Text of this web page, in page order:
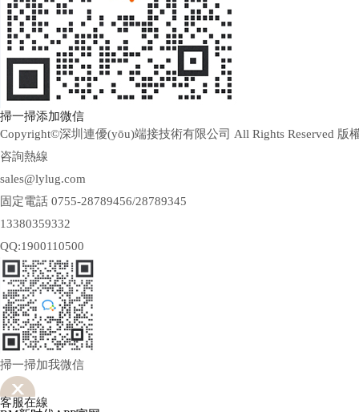
掃一掃添加微信
Copyright©深圳連優(yōu)端接技術有限公司 All Rights Reserved 版
咨詢熱線
sales@lylug.com
固定電話 0755-28789456/28789345
13380359332
QQ:1900110500
掃一掃加我微信
客服在線